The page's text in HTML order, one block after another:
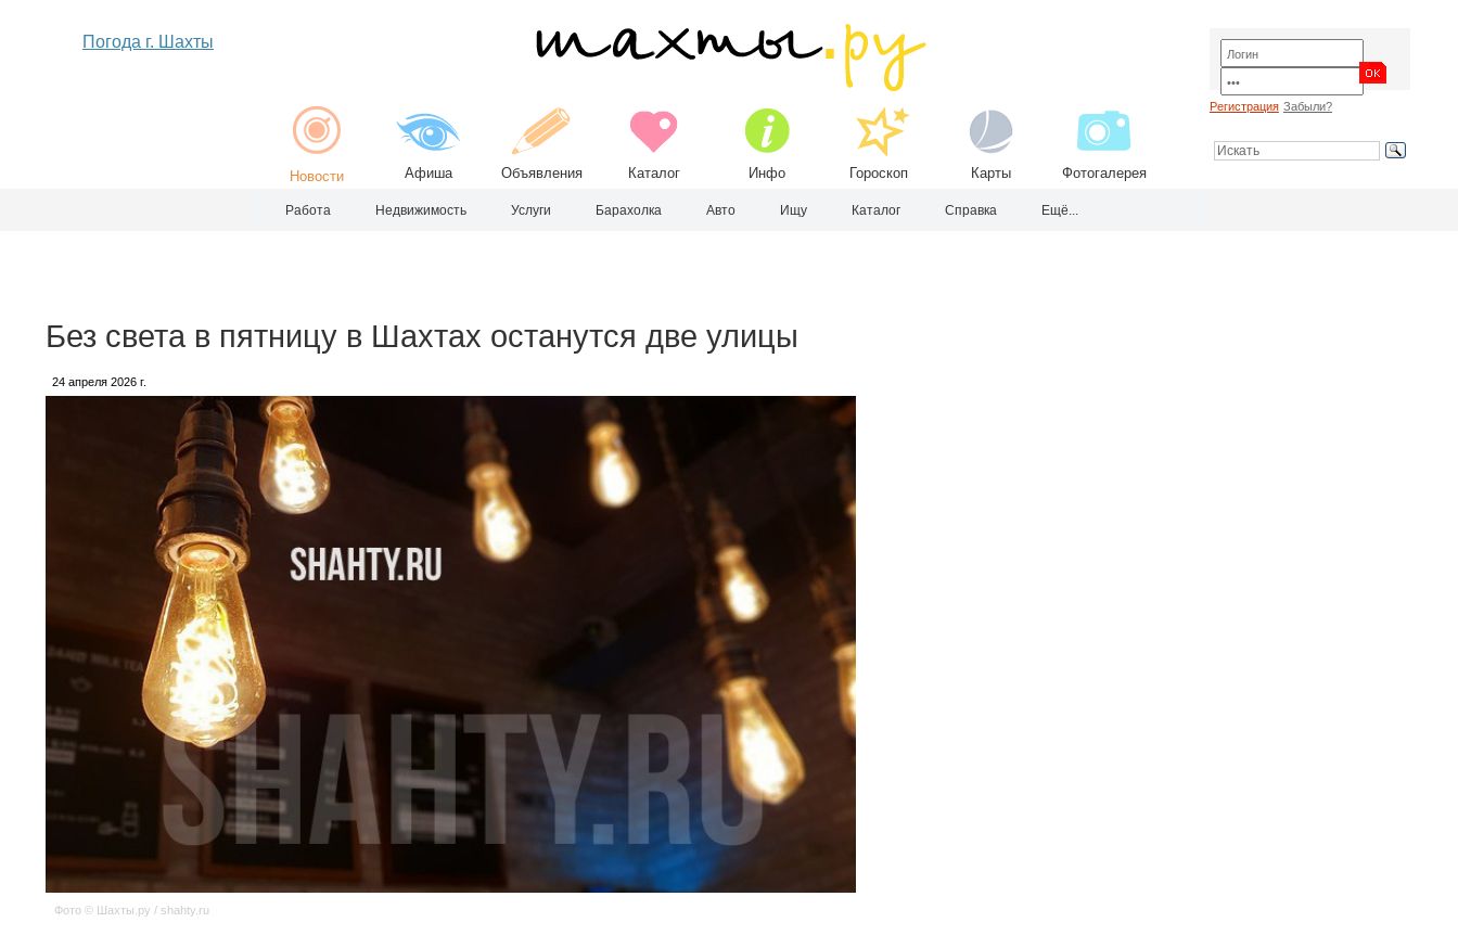
Погода г. Шахты
Новости Афиша Объявления Каталог Инфо Гороскоп Карты Фотогалерея
Регистрация Забыли?
Работа Недвижимость Услуги Барахолка Авто Ищу Каталог Справка Ещё...
Без света в пятницу в Шахтах останутся две улицы
24 апреля 2026 г.
Фото © Шахты.ру / shahty.ru